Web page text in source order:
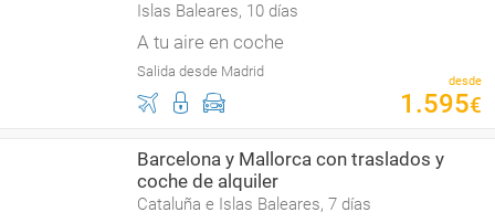
Islas Baleares, 10 días
A tu aire en coche
Salida desde Madrid
desde
1 .595€
Barcelona y Mallorca con traslados y
coche de alquiler
Cataluña e Islas Baleares, 7 días